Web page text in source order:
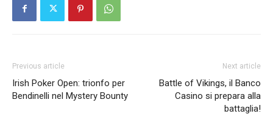
Previous article
Irish Poker Open: trionfo per
Bendinelli nel Mystery Bounty
Next article
Battle of Vikings, il Banco
Casino si prepara alla
battaglia!